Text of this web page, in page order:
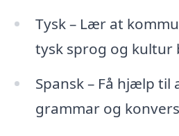
Tysk – Lær at
tysk sprog og kultur
Spansk – Få hjælp til
grammar og